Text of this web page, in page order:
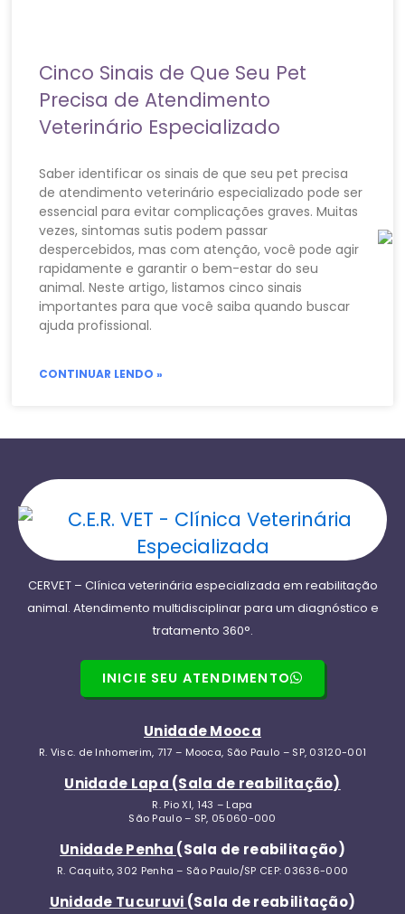
Cinco Sinais de Que Seu Pet
Precisa de Atendimento
Veterinário Especializado
Saber identificar os sinais de que seu pet precisa
de atendimento veterinário especializado pode ser
essencial para evitar complicações graves. Muitas
vezes, sintomas sutis podem passar
despercebidos, mas com atenção, você pode agir
rapidamente e garantir o bem-estar do seu
animal. Neste artigo, listamos cinco sinais
importantes para que você saiba quando buscar
ajuda profissional.
CONTINUAR LENDO »
CERVET – Clínica veterinária especializada em reabilitação
animal. Atendimento multidisciplinar para um diagnóstico e
tratamento 360°.
INICIE SEU ATENDIMENTO
Unidade Mooca
R. Visc. de Inhomerim, 717 – Mooca, São Paulo – SP, 03120-001
Unidade Lapa (Sala de reabilitação)
R. Pio XI, 143 – Lapa
São Paulo – SP, 05060-000
Unidade Penha (Sala de reabilitação)
R. Caquito, 302 Penha – São Paulo/SP CEP: 03636-000
Unidade Tucuruvi (Sala de reabilitação)